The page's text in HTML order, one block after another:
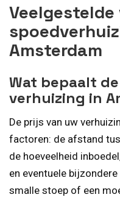
Amsterdam
Wat bepaalt
verhuizing in
De prijs van uw
factoren: de afstand
de hoeveelheid
en eventuele
smalle stoep of een